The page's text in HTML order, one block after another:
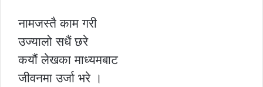
नामजस्तै काम गरी
उज्यालो सधैं छरे
कयौं लेखका माध्यमबाट
जीवनमा उर्जा भरे ।